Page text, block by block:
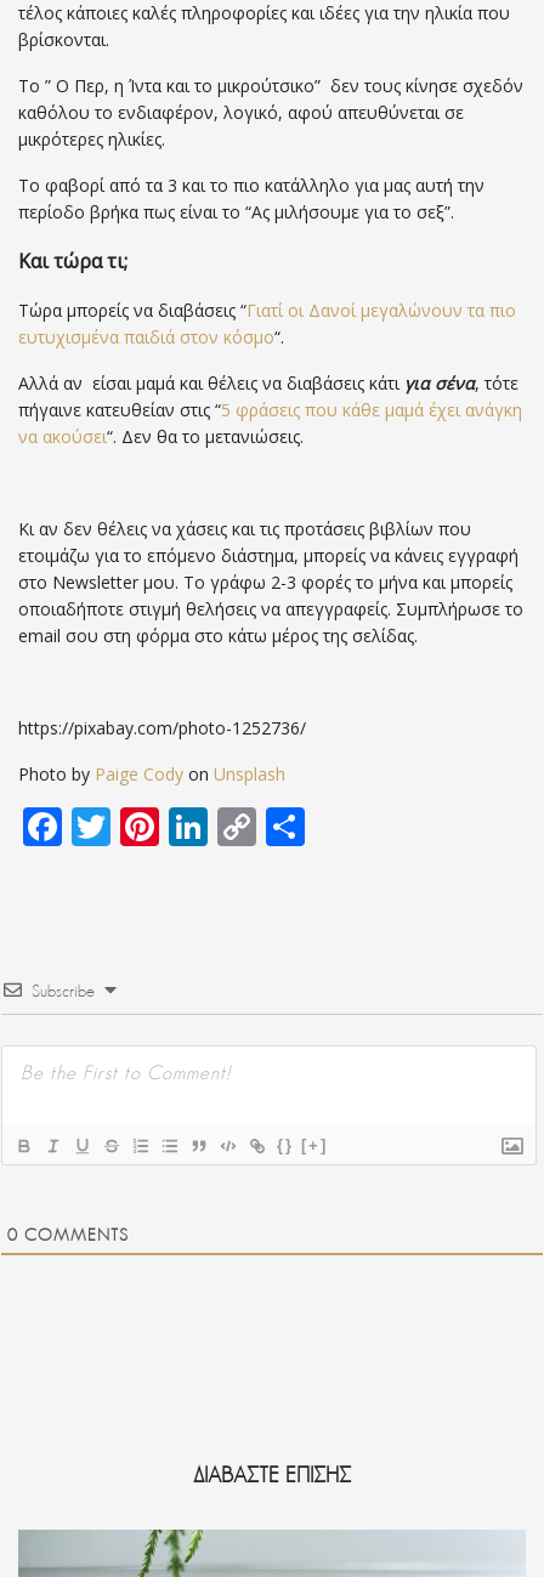
τέλος κάποιες καλές πληροφορίες και ιδέες για την ηλικία που
βρίσκονται.
Το ” Ο Περ, η Ίντα και το μικρούτσικο” δεν τους κίνησε σχεδόν
καθόλου το ενδιαφέρον, λογικό, αφού απευθύνεται σε
μικρότερες ηλικίες.
Το φαβορί από τα 3 και το πιο κατάλληλο για μας αυτή την
περίοδο βρήκα πως είναι το “Ας μιλήσουμε για το σεξ”.
Και τώρα τι;
Τώρα μπορείς να διαβάσεις “Γιατί οι Δανοί μεγαλώνουν τα πιο
ευτυχισμένα παιδιά στον κόσμο“.
Αλλά αν είσαι μαμά και θέλεις να διαβάσεις κάτι για σένα, τότε
πήγαινε κατευθείαν στις “5 φράσεις που κάθε μαμά έχει ανάγκη
να ακούσει“. Δεν θα το μετανιώσεις.
Κι αν δεν θέλεις να χάσεις και τις προτάσεις βιβλίων που
ετοιμάζω για το επόμενο διάστημα, μπορείς να κάνεις εγγραφή
στο Newsletter μου. Το γράφω 2-3 φορές το μήνα και μπορείς
οποιαδήποτε στιγμή θελήσεις να απεγγραφείς. Συμπλήρωσε το
email σου στη φόρμα στο κάτω μέρος της σελίδας.
https://pixabay.com/photo-1252736/
Photo by Paige Cody on Unsplash
Facebook
TwitterPinterest
LinkedIn
Copy
Subscribe
{} [+]
0 COMMENTS
ΔΙΑΒΑΣΤΕ ΕΠΙΣΗΣ